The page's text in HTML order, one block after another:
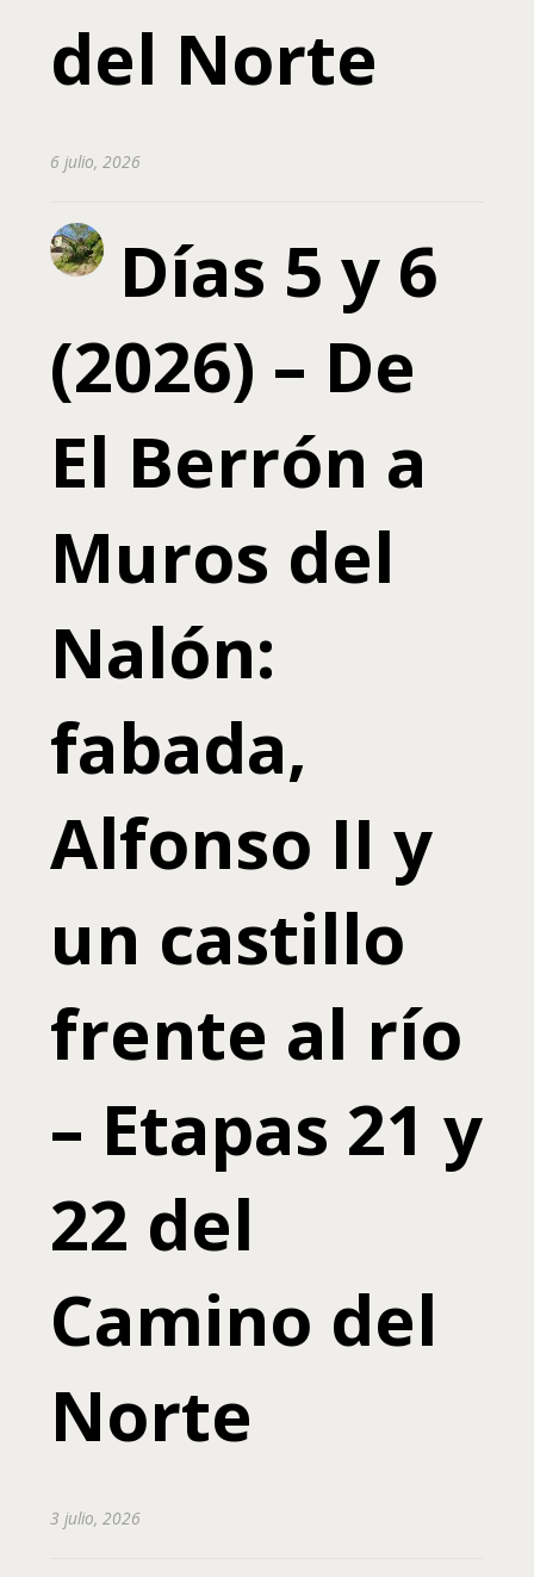
del Norte
6 julio, 2026
Días 5 y 6
(2026) – De
El Berrón a
Muros del
Nalón:
fabada,
Alfonso II y
un castillo
frente al río
– Etapas 21 y
22 del
Camino del
Norte
3 julio, 2026